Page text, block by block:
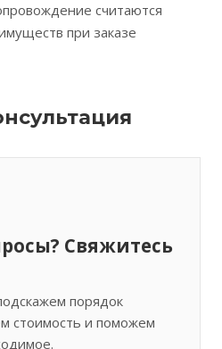
считаются
при заказе
Свяжитесь
порядок
стоимость и поможем